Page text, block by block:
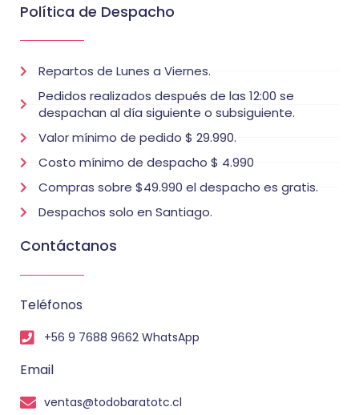
Política de Despacho
Repartos de Lunes a Viernes.
Pedidos realizados después de las 12:00 se
despachan al día siguiente o subsiguiente.
Valor mínimo de pedido $ 29.990.
Costo mínimo de despacho $ 4.990
Compras sobre $49.990 el despacho es gratis.
Despachos solo en Santiago.
Contáctanos
Teléfonos
+56 9 7688 9662 WhatsApp
Email
ventas@todobaratotc.cl